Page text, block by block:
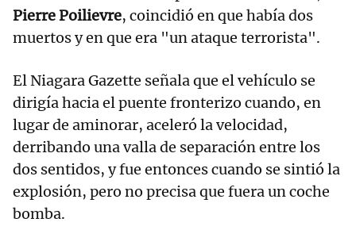
Pierre Poilievre, coincidió en que había dos
muertos y en que era "un ataque terrorista".
El Niagara Gazette señala que el vehículo se
dirigía hacia el puente fronterizo cuando, en
lugar de aminorar, aceleró la velocidad,
derribando una valla de separación entre los
dos sentidos, y fue entonces cuando se sintió la
explosión, pero no precisa que fuera un coche
bomba.